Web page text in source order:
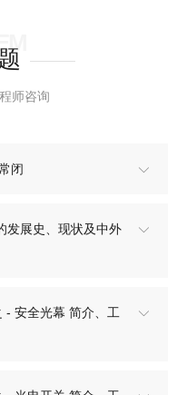
师咨询
闭
发展史、现状及中外
- 安全光幕 简介、工